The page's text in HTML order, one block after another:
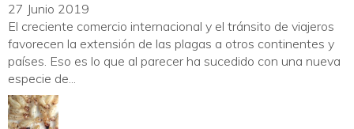
27 Junio 2019
El creciente comercio internacional y el tránsito de viajeros
favorecen la extensión de las plagas a otros continentes y
países. Eso es lo que al parecer ha sucedido con una nueva
especie de...